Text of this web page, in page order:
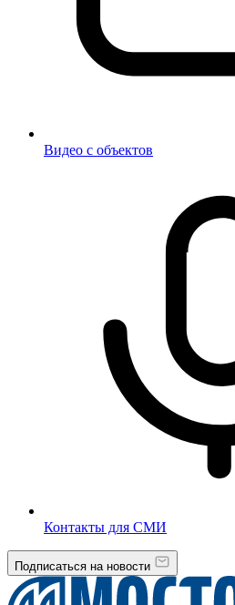
Видео с объектов
Контакты для СМИ
Подписаться на новости